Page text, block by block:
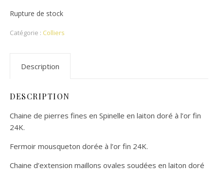
Rupture de stock
Catégorie : Colliers
Description
DESCRIPTION
Chaine de pierres fines en Spinelle en laiton doré à l’or fin
24K.
Fermoir mousqueton dorée à l’or fin 24K.
Chaine d’extension maillons ovales soudées en laiton doré